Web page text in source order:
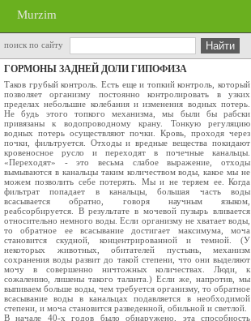
Murzim
поиск по сайту
ГОРМОНЫ ЗАДНЕЙ ДОЛИ ГИПОФИЗА
Таков грубый контроль. Есть еще и топкий контроль, который
позволяет организму постоянно контролировать в узких
пределах небольшие колебания и изменения водных потерь.
Не будь этого топкого механизма, мы были бы рабски
привязаны к водопроводному крану. Тонкую регуляцию
водных потерь осуществляют почки. Кровь, проходя через
почки, фильтруется. Отходы и вредные вещества покидают
кровеносное русло и переходят в почечные канальцы.
«Переходят» - это весьма слабое выражение, отходы
вымываются в канальцы таким количеством воды, какое мы не
можем позволить себе потерять. Мы и не теряем ее. Когда
фильтрат попадает в канальцы, большая часть воды
всасывается обратно, говоря научным языком,
реабсорбируется. В результате в мочевой пузырь вливается
относительно немного воды. Если организму не хватает воды,
то обратное ее всасывание достигает максимума, моча
становится скудной, концентрированной и темной. (У
некоторых животных, обитателей пустынь, механизм
сохранения воды развит до такой степени, что они выделяют
мочу в совершенно ничтожных количествах. Люди, к
сожалению, лишены такого таланта.) Если же, напротив, мы
выпиваем больше воды, чем требуется организму, то обратное
всасывание воды в канальцах подавляется в необходимой
степени, и моча становится разведенной, обильной и светлой.
В начале 40-х годов было обнаружено, эта способность